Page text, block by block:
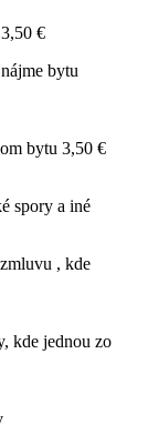
€
bytu
bytu 3,50 €
spory a iné
, kde
kde jednou zo